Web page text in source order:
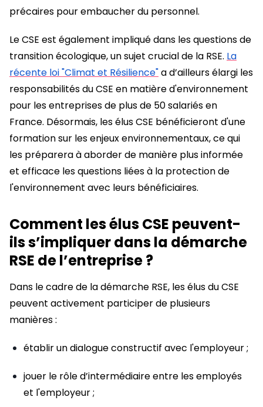
précaires pour embaucher du personnel.
Le CSE est également impliqué dans les questions de
transition écologique, un sujet crucial de la RSE. La
récente loi "Climat et Résilience"a d’ailleurs élargi les
responsabilités du CSE en matière d'environnement
pour les entreprises de plus de 50 salariés en
France. Désormais, les élus CSE bénéficieront d'une
formation sur les enjeux environnementaux, ce qui
les préparera à aborder de manière plus informée
et efficace les questions liées à la protection de
l'environnement avec leurs bénéficiaires.
Comment les élus CSE peuvent-
ils s’impliquer dans la démarche
RSE de l’entreprise ?
Dans le cadre de la démarche RSE, les élus du CSE
peuvent activement participer de plusieurs
manières :
établir un dialogue constructif avec l'employeur ;
jouer le rôle d’intermédiaire entre les employés
et l'employeur ;